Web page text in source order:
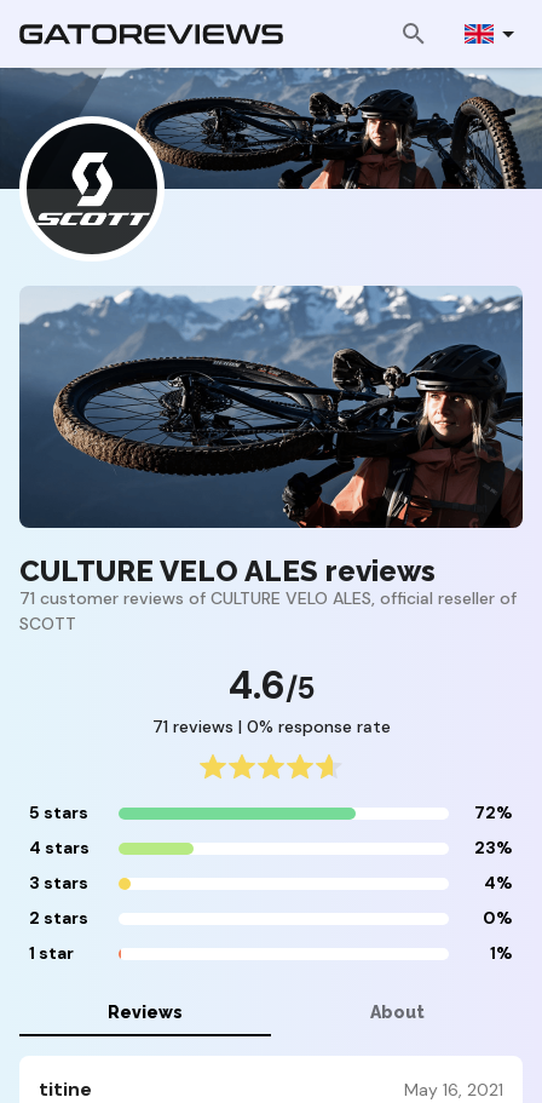
CULTURE VELO ALES reviews
71 customer reviews of CULTURE VELO ALES, official reseller of
SCOTT
4.6/5
71 reviews | 0% response rate
5 stars
72%
4 stars
23%
3 stars
4%
2 stars
0%
1 star
1%
Reviews About
titine May 16, 2021